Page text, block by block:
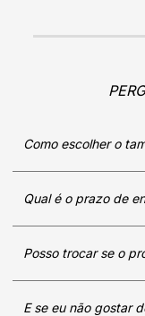
Como escolher o
Qual é o prazo de
Posso trocar se o
E se eu não gostar